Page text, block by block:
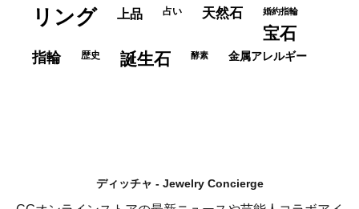
リング 上品 占い 天然石 婚約指輪
宝石
指輪 歴史 誕生石 酵素 金属アレルギー
ディッチャ - Jewelry Concierge